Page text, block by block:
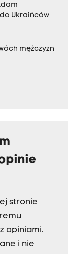
Ukraińców
mężczyzn
stronie
opiniami.
i nie